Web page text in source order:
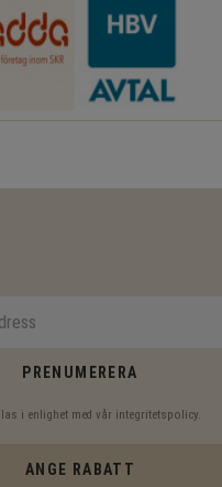
PRENUMERERA
i enlighet med vår integritetspolicy
ANGE RABATT